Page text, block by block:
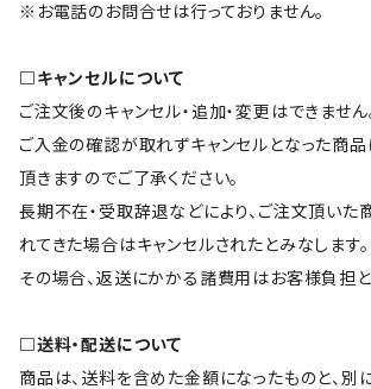
※お電話のお問合せは行っておりません。
□キャンセルについて
ご注文後のキャンセル・追加・変更はできません
ご入金の確認が取れずキャンセルとなった商品
頂きますのでご了承ください。
長期不在・受取辞退などにより、ご注文頂い
れてきた場合はキャンセルされたとみなします。
その場合、返送にかかる諸費用はお客様負担と
□送料・配送について
商品は、送料を含めた金額になったものと、別